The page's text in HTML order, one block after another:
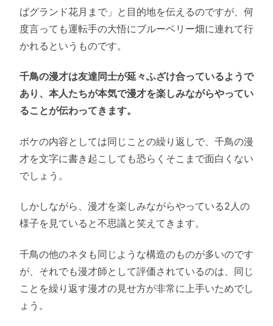
ばグランド花月まで」と目的地を伝えるのですが、何
度言っても運転手の大悟にブルーベリー畑に連れて行
かれるというものです。
千鳥の漫才は友達同士が延々ふざけ合っているようで
あり、本人たちが本気で漫才を楽しみながらやってい
ることが伝わってきます。
ボケの内容としては同じことの繰り返しで、千鳥の漫
才を文字に書き起こしても恐らくそこまで面白くない
でしょう。
しかしながら、漫才を楽しみながらやっている2人の
様子を見ていると不思議と笑えてきます。
千鳥の他のネタも同じような構造のものが多いのです
が、それでも漫才師として評価されているのは、同じ
ことを繰り返す漫才の見せ方が非常に上手いためでし
ょう。